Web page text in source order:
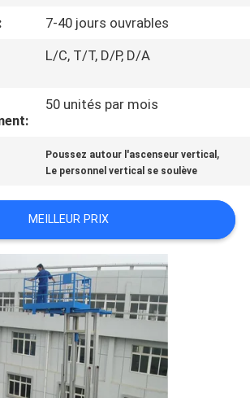
7-40 jours ouvrables
L/C, T/T, D/P, D/A
50 unités par mois
Poussez autour l'ascenseur vertical ,
Le personnel vertical se soulève
MEILLEUR PRIX